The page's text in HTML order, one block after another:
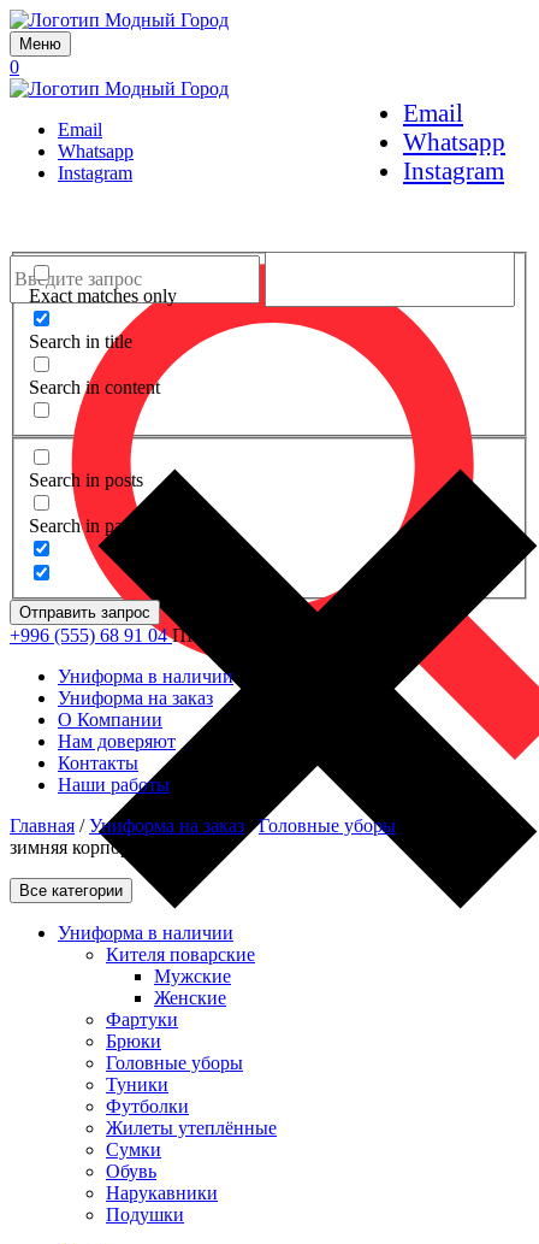
Меню
0
Email
Whatsapp
Instagram
Email
Whatsapp
Instagram
Exact matches only
Search in title
Search in content
Search in posts
Search in pages
Отправить запрос
+996 (555) 68 91 04ПН - ПТ: 09.00 - 18.00
Униформа в наличии
Униформа на заказ
О Компании
Нам доверяют
Контакты
Наши работы
Главная /Униформа на заказ /Головные уборы
зимняя корпоративная
Все категории
Униформа в наличии
Кителя поварские
Мужские
Женские
Фартуки
Брюки
Головные уборы
Туники
Футболки
Жилеты утеплённые
Сумки
Обувь
Нарукавники
Подушки